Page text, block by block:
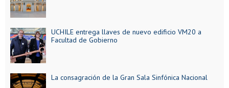
UCHILE entrega llaves de nuevo edificio VM20 a
Facultad de Gobierno
La consagración de la Gran Sala Sinfónica Nacional